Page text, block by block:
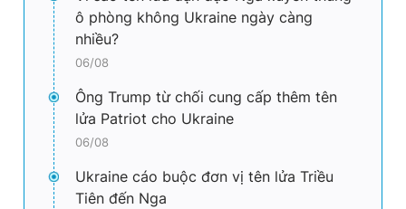
ô phòng không Ukraine ngày càng
nhiều?
06/08
Ông Trump từ chối cung cấp thêm tên
lửa Patriot cho Ukraine
06/08
Ukraine cáo buộc đơn vị tên lửa Triều
Tiên đến Nga